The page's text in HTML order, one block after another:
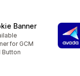
Banner
for GCM
Button